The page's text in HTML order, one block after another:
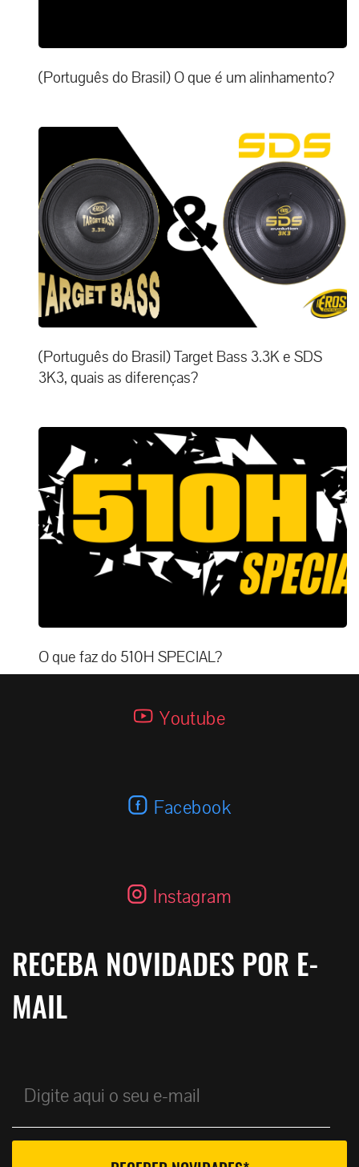
(Português do Brasil) O que é um alinhamento?
(Português do Brasil) Target Bass 3.3K e SDS
3K3, quais as diferenças?
O que faz do 510H SPECIAL?
Youtube
Facebook
Instagram
RECEBA NOVIDADES POR E-
MAIL